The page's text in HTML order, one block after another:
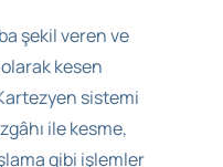
şekil veren ve
kesen
sistemi
ile kesme,
gibi işlemler